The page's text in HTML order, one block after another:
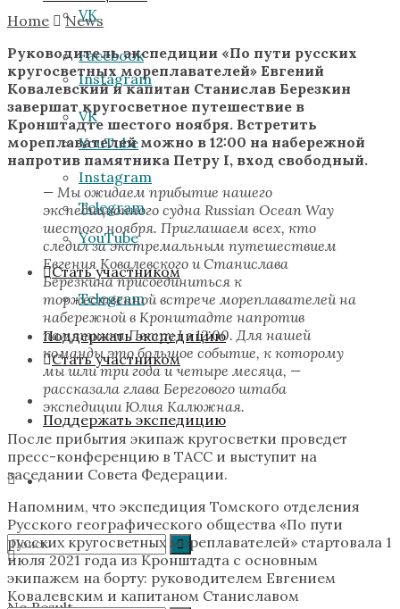
VK
Instagram
YouTube
Telegram
Стать участником
Поддержать экспедицию
Facebook
VK
Instagram
YouTube
Telegram
Стать участником
Поддержать экспедицию
Home
News
Руководитель экспедиции «По пути русских
кругосветных мореплавателей» Евгений
Ковалевский и капитан Станислав Березкин
завершат кругосветное путешествие в
Кронштадте шестого ноября. Встретить
мореплавателей можно в 12:00 на набережной
напротив памятника Петру I, вход свободный.
— Мы ожидаем прибытие нашего
экспедиционного судна Russian Ocean Way
шестого ноября. Приглашаем всех, кто
следил за экстремальным путешествием
Евгения Ковалевского и Станислава
Березкина присоединиться к
торжественной встрече мореплавателей на
набережной в Кронштадте напротив
памятника Петру I в 12:00. Для нашей
команды это большое событие, к которому
мы шли три года и четыре месяца, —
рассказала глава Берегового штаба
экспедиции Юлия Калюжная.
После прибытия экипаж кругосветки проведет
пресс-конференцию в ТАСС и выступит на
заседании Совета Федерации.
Напомним, что экспедиция Томского отделения
Русского географического общества «По пути
русских кругосветных мореплавателей» стартовала 1
июля 2021 года из Кронштадта с основным
экипажем на борту: руководителем Евгением
Ковалевским и капитаном Станиславом